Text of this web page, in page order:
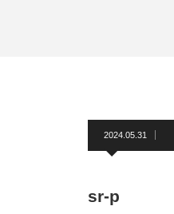
2024.05.31
sr-p